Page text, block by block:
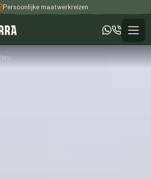
Persoonlijke maatwerkreizen
Een totaal verzorgde reis